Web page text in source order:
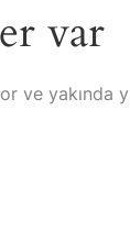
var
ve yakında